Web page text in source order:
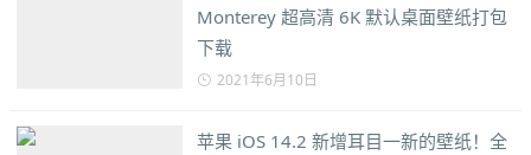
Monterey 超高清 6K 默认桌面壁纸打包
下载
2021年6月10日
苹果 iOS 14.2 新增耳目一新的壁纸！全